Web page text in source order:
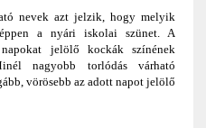
nevek azt jelzik, hogy melyik
a nyári iskolai szünet. A
jelölő kockák színének
nagyobb torlódás várható
vörösebb az adott napot jelölő